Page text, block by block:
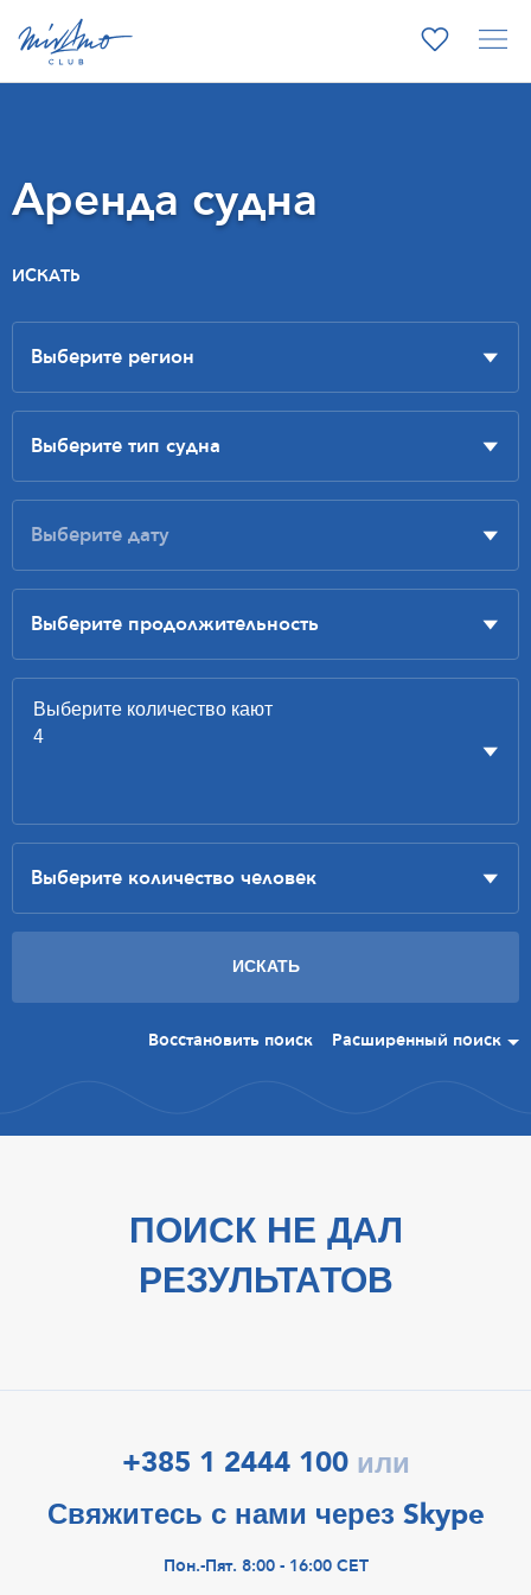
Аренда судна
ИСКАТЬ
Восстановить поиск Расширенный поиск
ПОИСК НЕ ДАЛ
РЕЗУЛЬТАТОВ
+385 1 2444 100 или
Свяжитесь с нами через Skype
Пон.-Пят. 8:00 - 16:00 CET